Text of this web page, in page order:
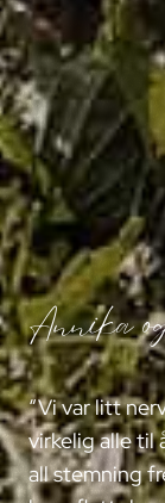
Annika
“Vi var litt
virkelig alle til
all stemning